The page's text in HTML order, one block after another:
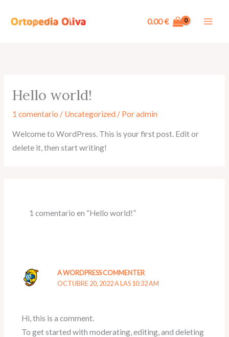
0.00€
Hello world!
1 comentario / Uncategorized / Poradmin
Welcome to WordPress. This is your first post. Edit or
delete it, then start writing!
1 comentario en “Hello world!”
A WORDPRESS COMMENTER
OCTUBRE 20, 2022 A LAS 10:32 AM
Hi, this is a comment.
To get started with moderating, editing, and deleting